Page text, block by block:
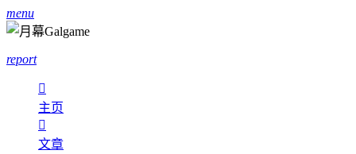
menu
report

主页

文章